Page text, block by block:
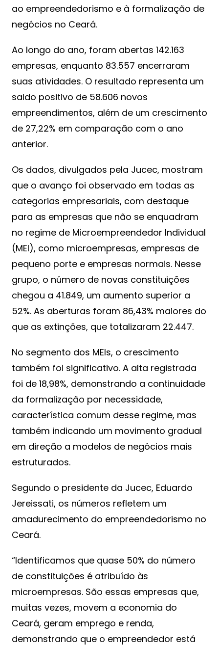
ao empreendedorismo e à formalização de
negócios no Ceará.
Ao longo do ano, foram abertas 142.163
empresas, enquanto 83.557 encerraram
suas atividades. O resultado representa um
saldo positivo de 58.606 novos
empreendimentos, além de um crescimento
de 27,22% em comparação com o ano
anterior.
Os dados, divulgados pela Jucec, mostram
que o avanço foi observado em todas as
categorias empresariais, com destaque
para as empresas que não se enquadram
no regime de Microempreendedor Individual
(MEI), como microempresas, empresas de
pequeno porte e empresas normais. Nesse
grupo, o número de novas constituições
chegou a 41.849, um aumento superior a
52%. As aberturas foram 86,43% maiores do
que as extinções, que totalizaram 22.447.
No segmento dos MEIs, o crescimento
também foi significativo. A alta registrada
foi de 18,98%, demonstrando a continuidade
da formalização por necessidade,
característica comum desse regime, mas
também indicando um movimento gradual
em direção a modelos de negócios mais
estruturados.
Segundo o presidente da Jucec, Eduardo
Jereissati, os números refletem um
amadurecimento do empreendedorismo no
Ceará.
“Identificamos que quase 50% do número
de constituições é atribuído às
microempresas. São essas empresas que,
muitas vezes, movem a economia do
Ceará, geram emprego e renda,
demonstrando que o empreendedor está